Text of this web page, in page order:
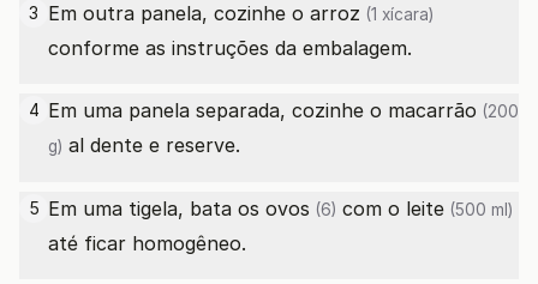
3 Em outra panela, cozinhe o arroz (1 xícara)
conforme as instruções da embalagem.
4 Em uma panela separada, cozinhe o macarrão (200
g) al dente e reserve.
5 Em uma tigela, bata os ovos (6) com o leite (500 ml)
até ficar homogêneo.